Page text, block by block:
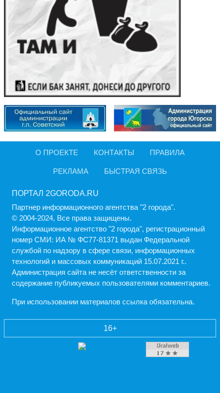
О ПРОЕКТЕ КОНТАКТЫ ПРАВИЛА
РЕКЛАМА БЫСТРАЯ СВЯЗЬ
ПОРТАЛ 2GORODA.RU
Партнер информационного агентства "2 города".
© 2004-2024, Все права защищены.
Информационное агентство "2 города", регистрационный
номер СМИ: ИА № ФС77-81371 выдан Федеральной
службой по надзору в сфере связи, информационных
технологий и массовых коммуникаций 15.07.2021 г..
Администрация cайта не несёт ответственности за
содержание публикуемых пользователями комментариев.
При использовании материалов ссылка обязательна.
16+